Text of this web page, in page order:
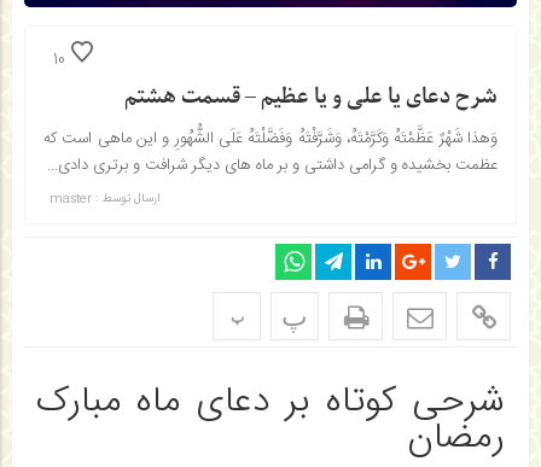
10
شرح دعای یا علی و یا عظیم – قسمت هشتم
وَهذا شَهْرٌ عَظَّمْتَهُ وَکَرَّمْتَهُ، وَشَرَّفْتَهُ وَفَضَّلْتَهُ عَلَی الشُّهُورِ و این ماهی است که
عظمت بخشیده و گرامی داشتی و بر ماه های دیگر شرافت و برتری دادی...
ارسال توسط : master
پ پ
شرحی کوتاه بر دعای ماه مبارک
رمضان